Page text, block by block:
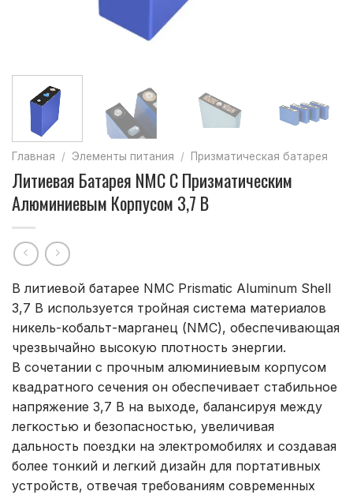
Главная / Элементы питания / Призматическая батарея
Литиевая Батарея NMC С Призматическим
Алюминиевым Корпусом 3,7 В
В литиевой батарее NMC Prismatic Aluminum Shell
3,7 В используется тройная система материалов
никель-кобальт-марганец (NMC), обеспечивающая
чрезвычайно высокую плотность энергии.
В сочетании с прочным алюминиевым корпусом
квадратного сечения он обеспечивает стабильное
напряжение 3,7 В на выходе, балансируя между
легкостью и безопасностью, увеличивая
дальность поездки на электромобилях и создавая
более тонкий и легкий дизайн для портативных
устройств, отвечая требованиям современных